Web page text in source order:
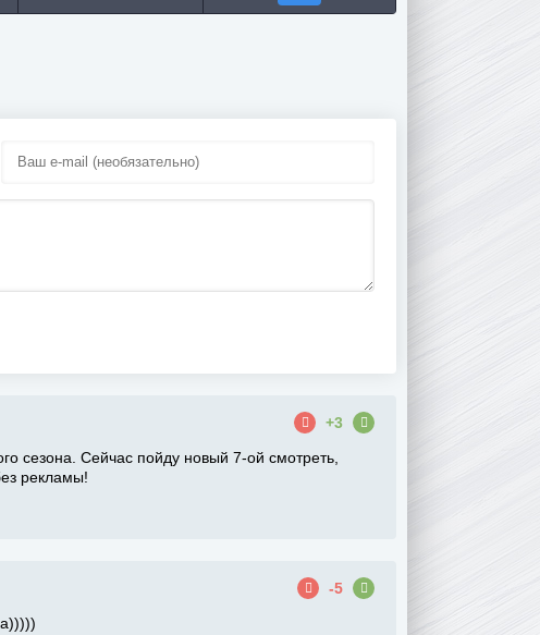
+3
сезона. Сейчас пойду новый 7-ой смотреть,
рекламы!
-5